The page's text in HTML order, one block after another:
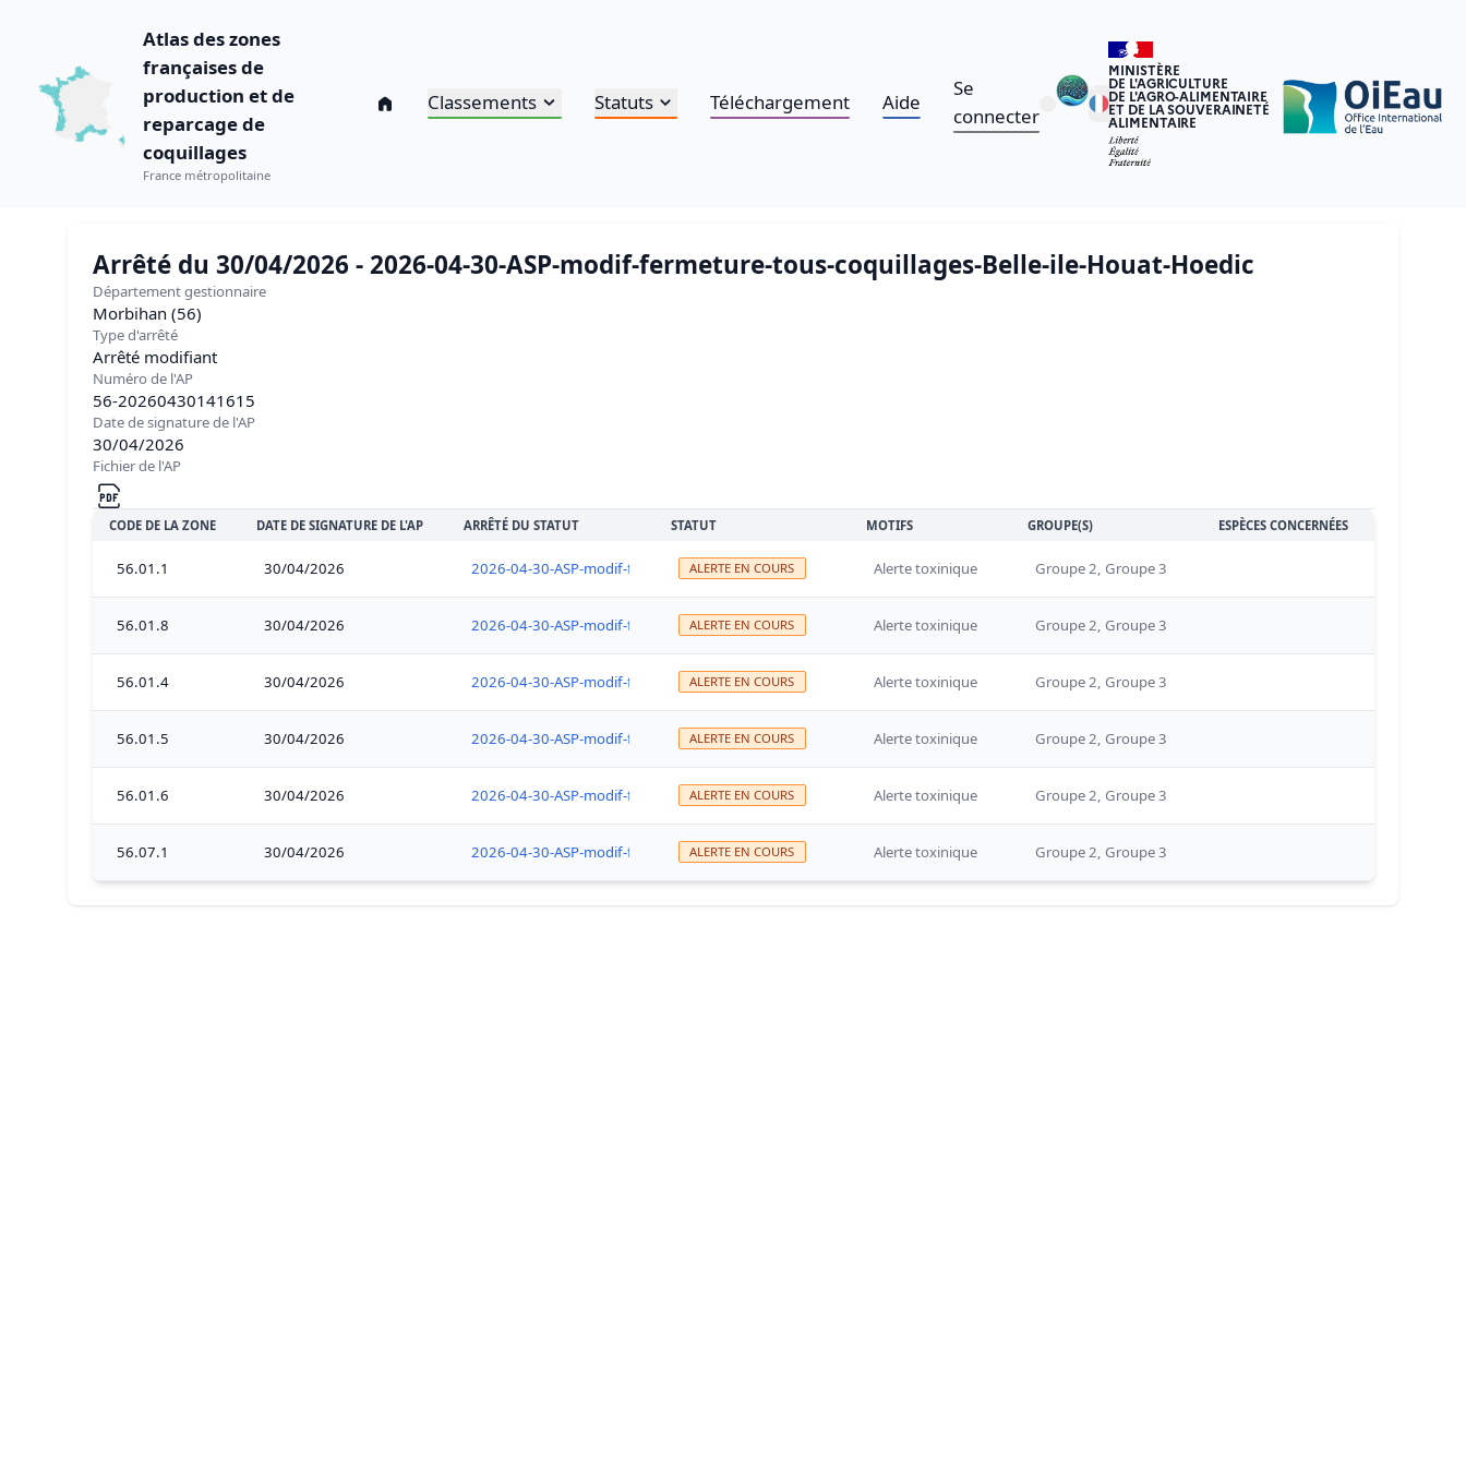
Atlas des zones
françaises de
production et de
reparcage de
coquillages
France métropolitaine
Classements Statuts Téléchargement Aide
Se
connecter
MINISTÈRE
DE L'AGRICULTURE
DE L'AGRO-ALIMENTAIRE
ET DE LA SOUVERAINETÉ
ALIMENTAIRE
Arrêté du 30/04/2026 - 2026-04-30-ASP-modif-fermeture-tous-coquillages-Belle-ile-Houat-Hoedic
Département gestionnaire
Morbihan (56)
Type d'arrêté
Arrêté modifiant
Numéro de l'AP
56-20260430141615
Date de signature de l'AP
30/04/2026
Fichier de l'AP
CODE DE LA ZONE DATE DE SIGNATURE DE L'AP ARRÊTÉ DU STATUT STATUT MOTIFS GROUPE(S) ESPÈCES CONCERNÉES
56.01.1 30/04/2026 2026-04-30-ASP-modif-fermeture-tous-coquillages-Belle-ile-Houat-Hoedic
ALERTE EN COURS Alerte toxinique Groupe 2, Groupe 3
56.01.8 30/04/2026 2026-04-30-ASP-modif-fermeture-tous-coquillages-Belle-ile-Houat-Hoedic
ALERTE EN COURS Alerte toxinique Groupe 2, Groupe 3
56.01.4 30/04/2026 2026-04-30-ASP-modif-fermeture-tous-coquillages-Belle-ile-Houat-Hoedic
ALERTE EN COURS Alerte toxinique Groupe 2, Groupe 3
56.01.5 30/04/2026 2026-04-30-ASP-modif-fermeture-tous-coquillages-Belle-ile-Houat-Hoedic
ALERTE EN COURS Alerte toxinique Groupe 2, Groupe 3
56.01.6 30/04/2026 2026-04-30-ASP-modif-fermeture-tous-coquillages-Belle-ile-Houat-Hoedic
ALERTE EN COURS Alerte toxinique Groupe 2, Groupe 3
56.07.1 30/04/2026 2026-04-30-ASP-modif-fermeture-tous-coquillages-Belle-ile-Houat-Hoedic
ALERTE EN COURS Alerte toxinique Groupe 2, Groupe 3